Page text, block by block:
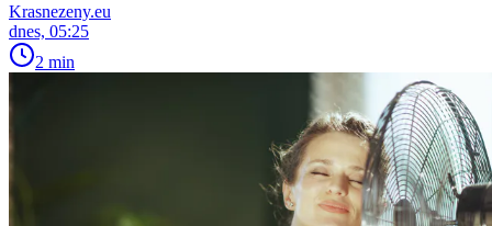
Krasnezeny.eu
dnes, 05:25
2 min